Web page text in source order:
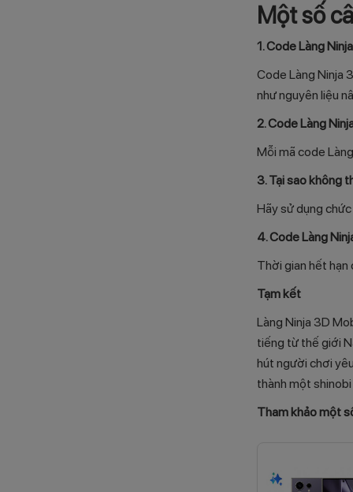
Một số
1. Code Làng
Code Làng Ninja
như nguyên liệu
2. Code Làng
Mỗi mã code
3. Tại sao không
Hãy sử dụng
4. Code Làng
Thời gian hết hạn
Tạm kết
Làng Ninja 3D
tiếng từ thế giới
hút người chơi
thành một
Tham khảo một